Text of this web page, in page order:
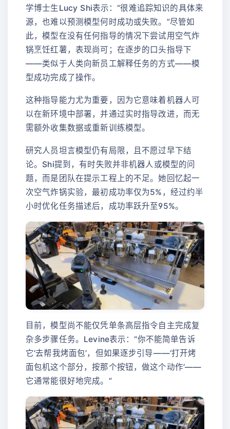
学博士生Lucy Shi表示：“很难追踪知识的具体来
源，也难以预测模型何时成功或失败。”尽管如
此，模型在没有任何指导的情况下尝试用空气炸
锅烹饪红薯，表现尚可；在逐步的口头指导下
——类似于人类向新员工解释任务的方式——模
型成功完成了操作。
这种指导能力尤为重要，因为它意味着机器人可
以在新环境中部署，并通过实时指导改进，而无
需额外收集数据或重新训练模型。
研究人员坦言模型仍有局限，且不愿过早下结
论。Shi提到，有时失败并非机器人或模型的问
题，而是团队在提示工程上的不足。她回忆起一
次空气炸锅实验，最初成功率仅为5%，经过约半
小时优化任务描述后，成功率跃升至95%。
目前，模型尚不能仅凭单条高层指令自主完成复
杂多步骤任务。Levine表示：“你不能简单告诉
它‘去帮我烤面包’，但如果逐步引导——‘打开烤
面包机这个部分，按那个按钮，做这个动作’——
它通常能很好地完成。”